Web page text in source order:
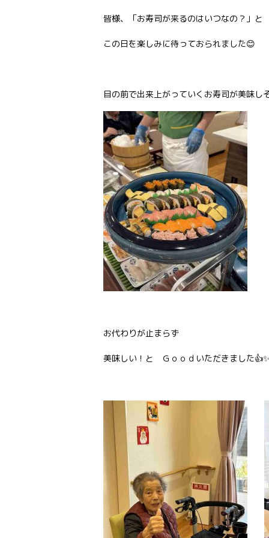
皆様、「お寿司が来るのはいつなの？」と
この日を楽しみに待っておられました😊
目の前で出来上がっていくお寿司が美味し
お代わりが止まらず
美味しい！と Ｇｏｏｄいただきました